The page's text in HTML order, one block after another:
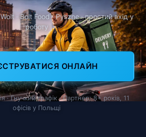
· Bolt Food · Pyszne · простий вхід у
роботу
ОНЛАЙН
· Гнучкий графік · Партнер: 8+ років, 11
офісів у Польщі